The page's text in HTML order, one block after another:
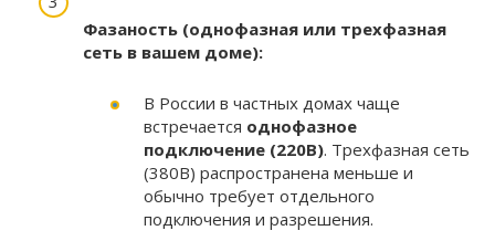
Фазаность (однофазная или трехфазная
сеть в вашем доме):
В России в частных домах чаще
встречается однофазное
подключение (220В). Трехфазная сеть
(380В) распространена меньше и
обычно требует отдельного
подключения и разрешения.